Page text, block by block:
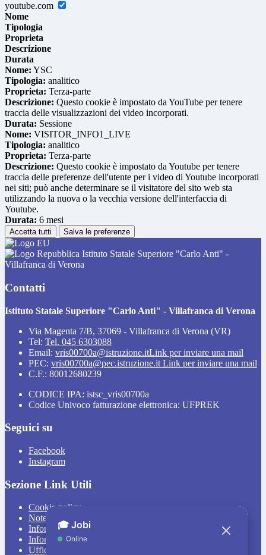
youtube.com
Nome
Tipologia
Proprieta
Descrizione
Durata
Nome: YSC
Tipologia: analitico
Proprieta: Terza-parte
Descrizione: Questo cookie è impostato da YouTube per tenere
traccia delle visualizzazioni dei video incorporati.
Durata: Sessione
Nome: VISITOR_INFO1_LIVE
Tipologia: analitico
Proprieta: Terza-parte
Descrizione: Questo cookie è impostato da Youtube per tenere
traccia delle preferenze dell'utente per i video di Youtube incorporati
nei siti; può anche determinare se il visitatore del sito web sta
utilizzando la nuova o la vecchia versione dell'interfaccia di
Youtube.
Durata: 6 mesi
Accetta tutti Salva le preferenze
Istituto Statale Superiore "Carlo Anti" -
Villafranca di Verona
Contatti
Istituto Statale Superiore "Carlo Anti" - Villafranca di Verona
Via Magenta 7/B, 37069 - Villafranca di Verona (VR)
Tel: Tel. 045 6303088
Email: vris00700a@istruzione.itLink per inviare una mail
PEC: vris00700a@pec.istruzione.it Link per inviare una mail
C.F.: 80012680239
CODICE IPA: istsc_vris00700a
Codice Univoco fatturazione elettronica: UFPREK
Seguici su
Facebook
Instagram
Sezione Link Utili
Cookie policy
Note legali
Informativa Privacy
Informativa Privacy chatbot Jobi
Ufficio Relazioni con il Pubblico